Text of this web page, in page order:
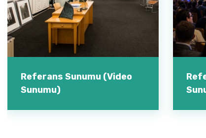
Referans Sunumu (Video
Sunumu)